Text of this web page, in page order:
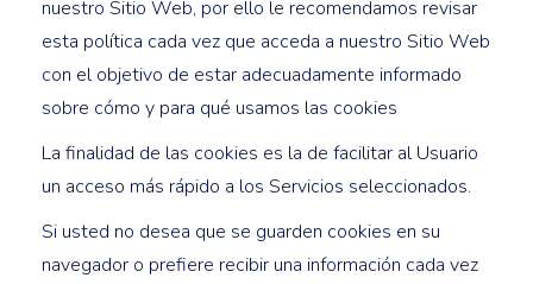
nuestro Sitio Web, por ello le recomendamos revisar
esta política cada vez que acceda a nuestro Sitio Web
con el objetivo de estar adecuadamente informado
sobre cómo y para qué usamos las cookies
La finalidad de las cookies es la de facilitar al Usuario
un acceso más rápido a los Servicios seleccionados.
Si usted no desea que se guarden cookies en su
navegador o prefiere recibir una información cada vez